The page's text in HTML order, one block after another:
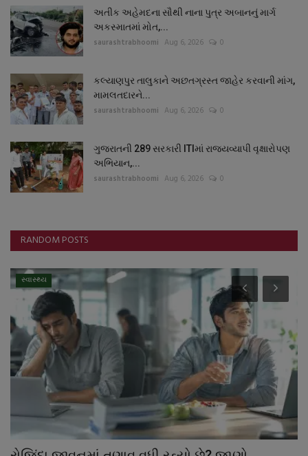
અતીક અહેમદના સૌથી નાના પુત્ર અબાનનું માર્ગ
અકસ્માતમાં મોત,...
saurashtrabhoomi Aug 6, 2026 0
કલ્યાણપુર તાલુકાને અછતગ્રસ્ત જાહેર કરવાની માંગ,
મામલતદારને...
saurashtrabhoomi Aug 6, 2026 0
ગુજરાતની 289 સરકારી ITIમાં રાજ્યવ્યાપી વૃક્ષારોપણ
અભિયાન,...
saurashtrabhoomi Aug 6, 2026 0
RANDOM POSTS
સ્વાસ્થ્ય